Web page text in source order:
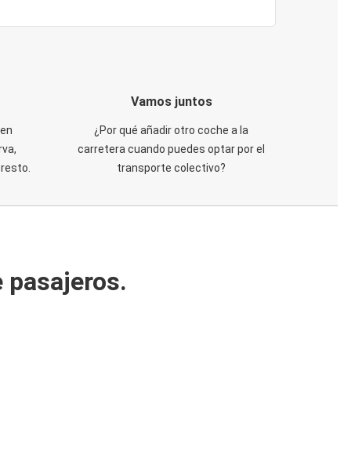
Vamos juntos
¿Por qué añadir otro coche a la
carretera cuando puedes optar por el
transporte colectivo?
pasajeros.